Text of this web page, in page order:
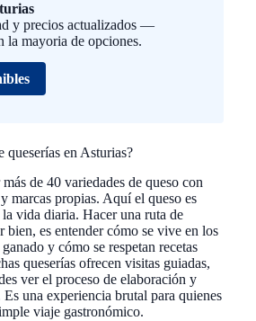
y precios actualizados —
la mayoria de opciones.
queserías en Asturias?
de 40 variedades de queso con
marcas propias. Aquí el queso es
vida diaria. Hacer una ruta de
bien, es entender cómo se vive en los
y cómo se respetan recetas
queserías ofrecen visitas guiadas,
ver el proceso de elaboración y
una experiencia brutal para quienes
viaje gastronómico.